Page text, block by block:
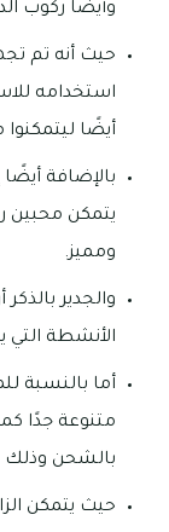
وأيضًا ركوب
حيث أنه تم
استخدامه
أيضًا ليتمكنوا
بالإضافة
يتمكن محبين
ومميز.
والجدير
الأنشطة التي
أما بالنسبة
متنوعة جدًا
بالشحن وذلك
حيث يتمكن